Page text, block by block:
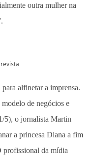
outra mulher na
alfinetar a imprensa.
modelo de negócios e
5), o jornalista Martin
a princesa Diana a fim
profissional da mídia